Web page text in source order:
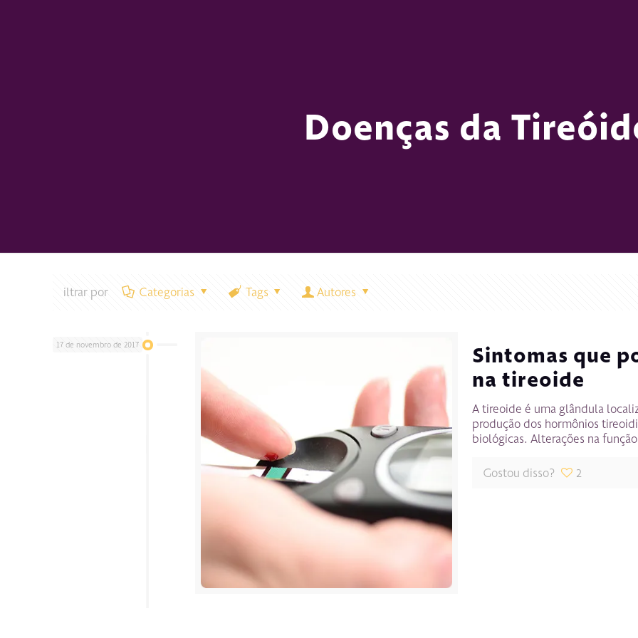
Doenças da
iltrar por Categorias Tags Autores
17 de novembro de 2017
Sintomas que
na tireoide
A tireoide é uma glândula
produção dos hormônios
biológicas. Alterações na
Gostou disso? 2